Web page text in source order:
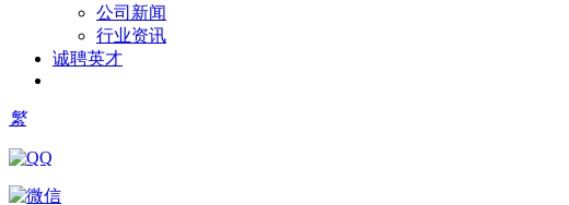
公司新闻
行业资讯
诚聘英才
繁